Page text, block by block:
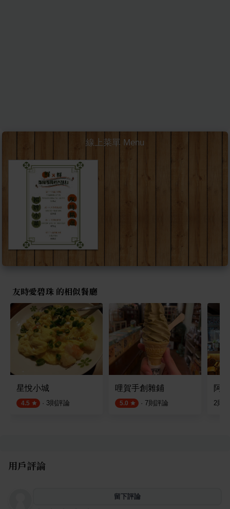
線上菜單 Menu
友時愛碧珠 的相似餐廳
星悅小城
4.5 · 3則評論
哩賀手創雜鋪
5.0 · 7則評論
阿
2則
用戶評論
留下評論